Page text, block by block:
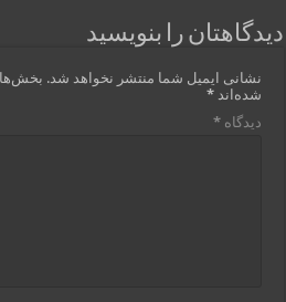
دیدگاهتان را بنویسید
نشانی ایمیل شما منتشر نخواهد شد.
شده‌اند*
دیدگاه*